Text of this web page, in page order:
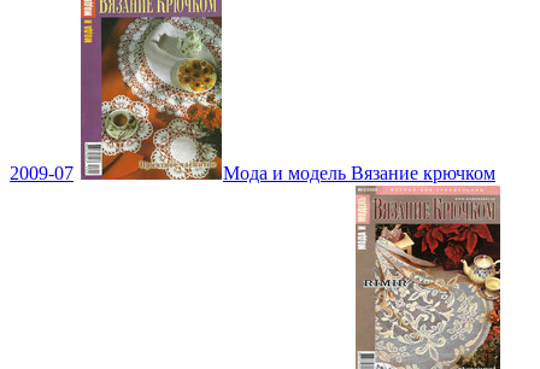
2009-07 Мода и модель Вязание крючком